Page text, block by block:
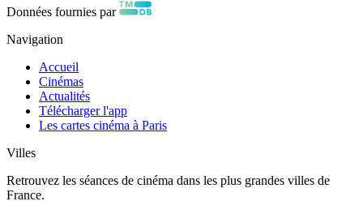
Données fournies par
Navigation
Accueil
Cinémas
Actualités
Télécharger l'app
Les cartes cinéma à Paris
Villes
Retrouvez les séances de cinéma dans les plus grandes villes de
France.